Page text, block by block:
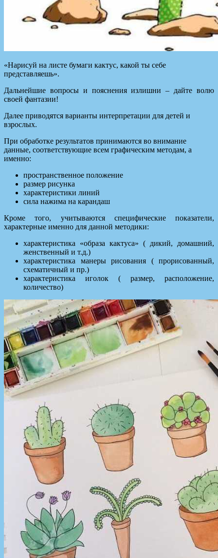
«Нарисуй на листе бумаги кактус, какой ты себе
представляешь».
Дальнейшие вопросы и пояснения излишни – дайте волю
своей фантазии!
Далее приводятся варианты интерпретации для детей и
взрослых.
При обработке результатов принимаются во внимание
данные, соответствующие всем графическим методам, а
именно:
пространственное положение
размер рисунка
характеристики линий
сила нажима на карандаш
Кроме того, учитываются специфические показатели,
характерные именно для данной методики:
характеристика «образа кактуса» ( дикий, домашний,
женственный и т.д.)
характеристика манеры рисования ( прорисованный,
схематичный и пр.)
характеристика иголок ( размер, расположение,
количество)